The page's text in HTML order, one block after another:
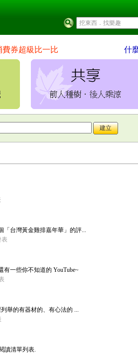
費券超級比一比 什
「台灣黃金雞排嘉年華」的評...
一些你不知道的 YouTube~
舉的有器材的、有心法的 ...
讀清單列表.